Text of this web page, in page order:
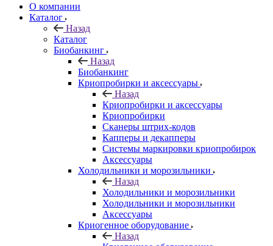
О компании
Каталог
Назад
Каталог
Биобанкинг
Назад
Биобанкинг
Криопробирки и аксессуары
Назад
Криопробирки и аксессуары
Криопробирки
Сканеры штрих-кодов
Капперы и декапперы
Системы маркировки криопробирок
Аксессуары
Холодильники и морозильники
Назад
Холодильники и морозильники
Холодильники и морозильники
Аксессуары
Криогенное оборудование
Назад